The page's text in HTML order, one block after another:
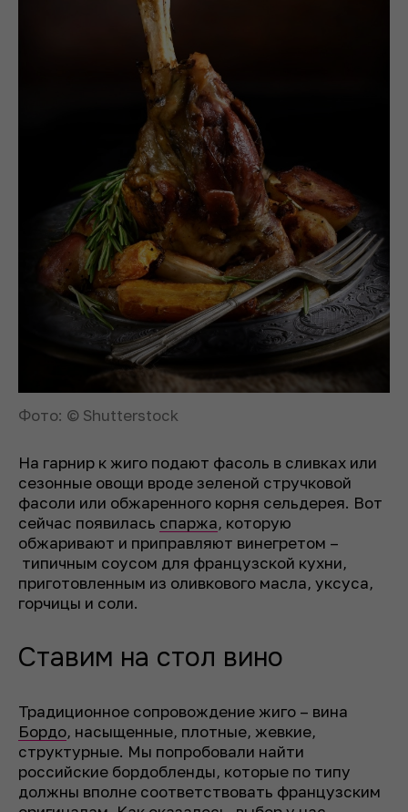
Фото: © Shutterstock
На гарнир к жиго подают фасоль в сливках или
сезонные овощи вроде зеленой стручковой
фасоли или обжаренного корня сельдерея. Вот
сейчас появилась спаржа, которую
обжаривают и приправляют винегретом –
типичным соусом для французской кухни,
приготовленным из оливкового масла, уксуса,
горчицы и соли.
Ставим на стол вино
Традиционное сопровождение жиго – вина
Бордо, насыщенные, плотные, жевкие,
структурные. Мы попробовали найти
российские бордобленды, которые по типу
должны вполне соответствовать французским